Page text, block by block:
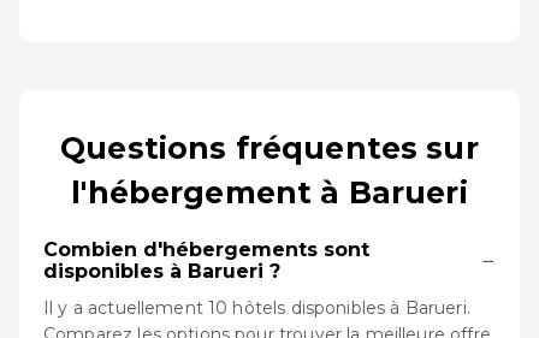
Questions fréquentes sur
l'hébergement à Barueri
Combien d'hébergements sont
disponibles à Barueri ?
−
Il y a actuellement 10 hôtels disponibles à Barueri.